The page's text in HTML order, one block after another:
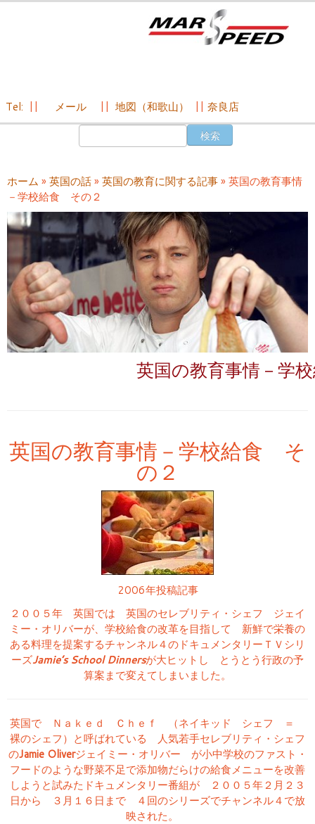
ン
へ
ス
キ
Tel: メール 地図（和歌山） 奈良店
ホーム » 英国の話» 英国の教育に関する記事» 英国の教育事情
－学校給食 その２
英国の教育事情－学
英国の教育事情－学校給食 そ
の２
2006年投稿記事
２００５年 英国では 英国のセレブリティ・シェフ ジェイ
ミー・オリバーが、学校給食の改革を目指して 新鮮で栄養の
ある料理を提案するチャンネル４のドキュメンタリーＴＶシリ
ーズJamie’s School Dinnersが大ヒットし とうとう行政の予
算案まで変えてしまいました。
英国で Ｎａｋｅｄ Ｃｈｅｆ （ネイキッド シェフ ＝
裸のシェフ）と呼ばれている 人気若手セレブリティ・シェフ
のJamie Oliverジェイミー・オリバー が小中学校のファスト・
フードのような野菜不足で添加物だらけの給食メニューを改善
しようと試みたドキュメンタリー番組が ２００５年２月２３
日から ３月１６日まで ４回のシリーズでチャンネル４で放
映された。